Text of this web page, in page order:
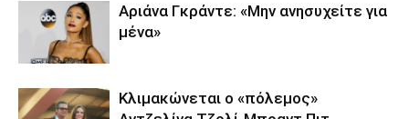
Αριάνα Γκράντε: «Μην ανησυχείτε για
μένα»
Κλιμακώνεται ο «πόλεμος»